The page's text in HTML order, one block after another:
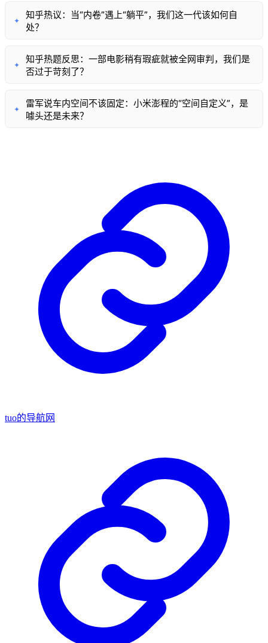
✦
知乎热议：当“内卷”遇上“躺平”，我们这一代该如何自
处？
✦
知乎热题反思：一部电影稍有瑕疵就被全网审判，我们是
否过于苛刻了？
✦
雷军说车内空间不该固定：小米澎程的“空间自定义”，是
噱头还是未来？
tuo的导航网